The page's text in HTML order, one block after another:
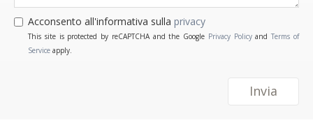
Acconsento all'informativa sulla privacy
This site is protected by reCAPTCHA and the Google Privacy PolicyandTerms of
Service apply.
Invia